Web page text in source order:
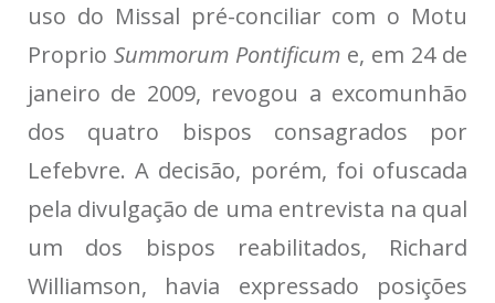
uso do Missal pré-conciliar com o Motu
Proprio Summorum Pontificum e, em 24 de
janeiro de 2009, revogou a excomunhão
dos quatro bispos consagrados por
Lefebvre. A decisão, porém, foi ofuscada
pela divulgação de uma entrevista na qual
um dos bispos reabilitados, Richard
Williamson, havia expressado posições